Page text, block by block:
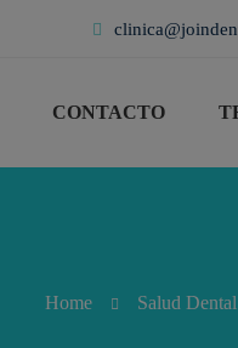
CONTACTO
Home Salud Dental